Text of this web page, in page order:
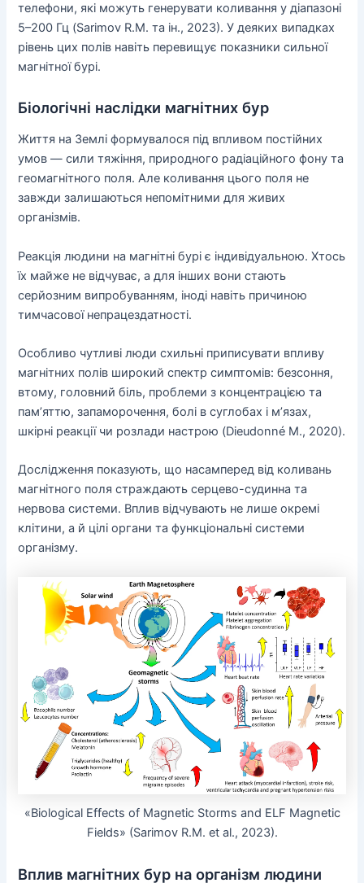
телефони, які можуть генерувати коливання у діапазоні
5–200 Гц (Sarimov R.M. та ін., 2023). У деяких випадках
рівень цих полів навіть перевищує показники сильної
магнітної бурі.
Біологічні наслідки магнітних бур
Життя на Землі формувалося під впливом постійних
умов — сили тяжіння, природного радіаційного фону та
геомагнітного поля. Але коливання цього поля не
завжди залишаються непомітними для живих
організмів.
Реакція людини на магнітні бурі є індивідуальною. Хтось
їх майже не відчуває, а для інших вони стають
серйозним випробуванням, іноді навіть причиною
тимчасової непрацездатності.
Особливо чутливі люди схильні приписувати впливу
магнітних полів широкий спектр симптомів: безсоння,
втому, головний біль, проблеми з концентрацією та
пам’яттю, запаморочення, болі в суглобах і м’язах,
шкірні реакції чи розлади настрою (Dieudonné M., 2020).
Дослідження показують, що насамперед від коливань
магнітного поля страждають серцево-судинна та
нервова системи. Вплив відчувають не лише окремі
клітини, а й цілі органи та функціональні системи
організму.
«Biological Effects of Magnetic Storms and ELF Magnetic
Fields» (Sarimov R.M. et al., 2023).
Вплив магнітних бур на організм людини